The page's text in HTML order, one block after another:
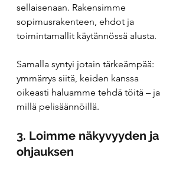
sellaisenaan. Rakensimme
sopimusrakenteen, ehdot ja
toimintamallit käytännössä alusta.
Samalla syntyi jotain tärkeämpää:
ymmärrys siitä, keiden kanssa
oikeasti haluamme tehdä töitä – ja
millä pelisäännöillä.
3. Loimme näkyvyyden ja
ohjauksen